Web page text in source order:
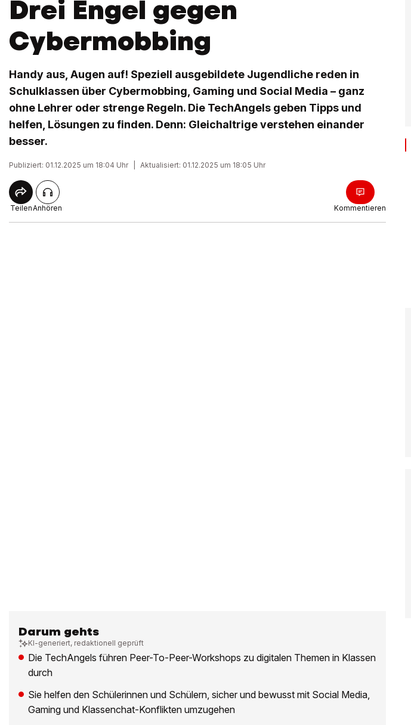
Drei Engel gegen
Cybermobbing
Handy aus, Augen auf! Speziell ausgebildete Jugendliche reden in
Schulklassen über Cybermobbing, Gaming und Social Media – ganz
ohne Lehrer oder strenge Regeln. Die TechAngels geben Tipps und
helfen, Lösungen zu finden. Denn: Gleichaltrige verstehen einander
besser.
Publiziert: 01.12.2025 um 18:04 Uhr Aktualisiert: 01.12.2025 um 18:05 Uhr
TeilenAnhören Kommentieren
Darum gehts
KI-generiert, redaktionell geprüft
Die TechAngels führen Peer-To-Peer-Workshops zu digitalen Themen in Klassen
durch
Sie helfen den Schülerinnen und Schülern, sicher und bewusst mit Social Media,
Gaming und Klassenchat-Konflikten umzugehen